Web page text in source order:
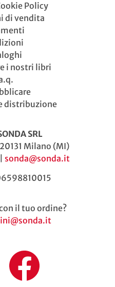
Policy
di vendita
i nostri libri
distribuzione
SRL
Milano (MI)
sonda@sonda.it
il tuo ordine?